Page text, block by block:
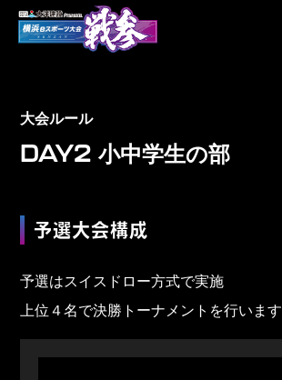
Skip
大会ルール
DAY2 小中学生の部
予選大会構成
予選はスイスドロー方式で実施
上位４名で決勝トーナメントを行います